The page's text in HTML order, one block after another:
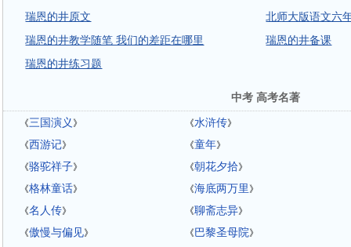
瑞恩的井原文
北师大版语文六
瑞恩的井教学随笔 我们的差距在哪里
瑞恩的井备课
瑞恩的井练习题
中考 高考名著
《三国演义 》 《水浒传》
《西游记》 《童年》
《骆驼祥子》 《朝花夕拾》
《格林童话》 《海底两万里 》
《名人传》 《聊斋志异》
《傲慢与偏见》 《巴黎圣母院》